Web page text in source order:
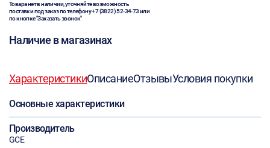
Товара нет в наличии, уточняйте возможность
поставки под заказ по телефону+7 (3822) 52-34-73или
по кнопке "Заказать звонок"
Наличие в магазинах
ХарактеристикиОписаниеОтзывыУсловия покупки
Основные характеристики
Производитель
GCE